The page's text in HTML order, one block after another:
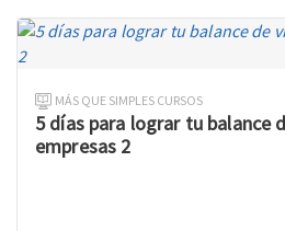
MÁS QUE SIMPLES CURSOS
5 días para lograr tu balance
empresas 2